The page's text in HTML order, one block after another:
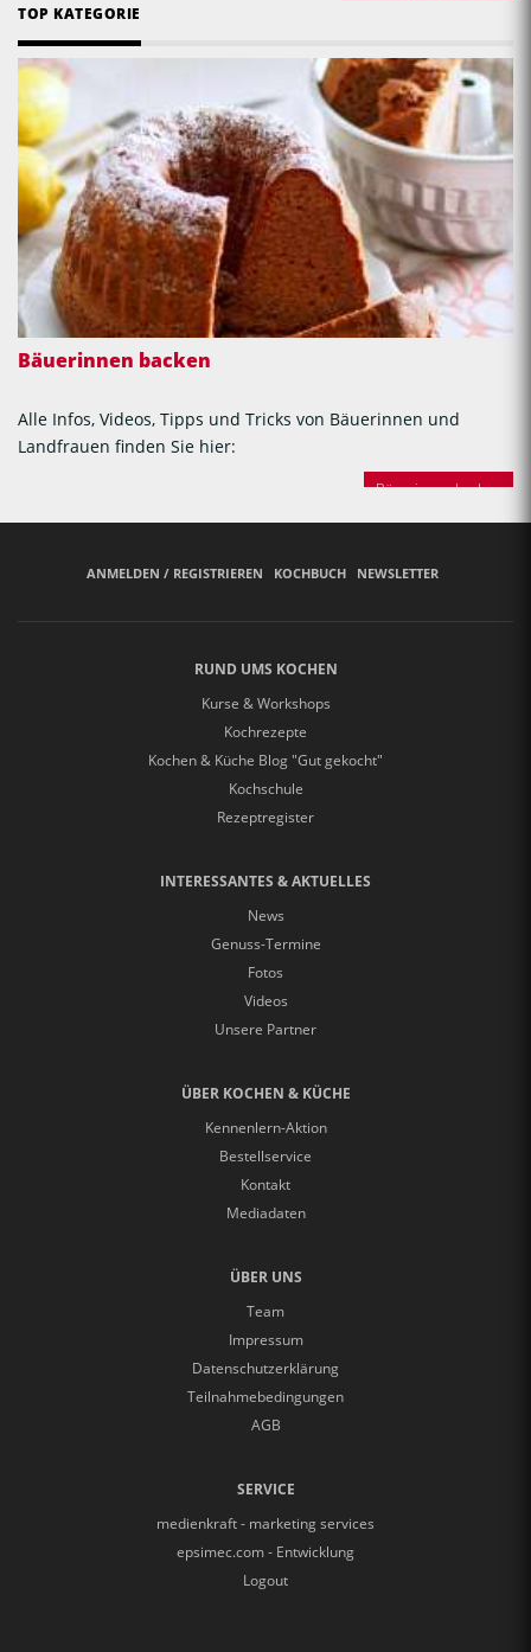
TOP KATEGORIE
Bäuerinnen backen
Alle Infos, Videos, Tipps und Tricks von Bäuerinnen und
Landfrauen finden Sie hier:
Bäuerinnen backen
ANMELDEN / REGISTRIEREN KOCHBUCH NEWSLETTER
RUND UMS KOCHEN
Kurse & Workshops
Kochrezepte
Kochen & Küche Blog "Gut gekocht"
Kochschule
Rezeptregister
INTERESSANTES & AKTUELLES
News
Genuss-Termine
Fotos
Videos
Unsere Partner
ÜBER KOCHEN & KÜCHE
Kennenlern-Aktion
Bestellservice
Kontakt
Mediadaten
ÜBER UNS
Team
Impressum
Datenschutzerklärung
Teilnahmebedingungen
AGB
SERVICE
medienkraft - marketing services
epsimec.com - Entwicklung
Logout